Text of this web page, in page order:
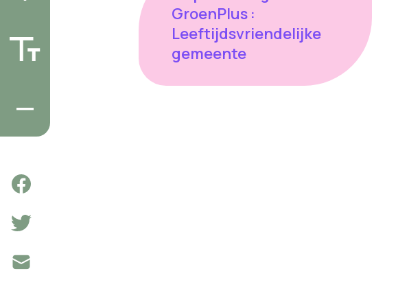
GroenPlus :
Leeftijdsvriendelijke
gemeente